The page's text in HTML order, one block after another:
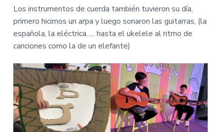
Los instrumentos de cuerda también tuvieron su día,
primero hicimos un arpa y luego sonaron las guitarras, (la
española, la eléctrica….. hasta el ukelele al ritmo de
canciones como la de un elefante)